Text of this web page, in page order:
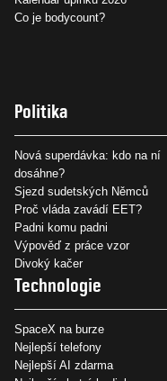
Co je bodycount?
Politika
Nová superdávka: kdo na ní
dosáhne?
Sjezd sudetských Němců
Proč vláda zavádí EET?
Padni komu padni
Výpověď z práce vzor
Divoký kačer
Technologie
SpaceX na burze
Nejlepší telefony
Nejlepší AI zdarma